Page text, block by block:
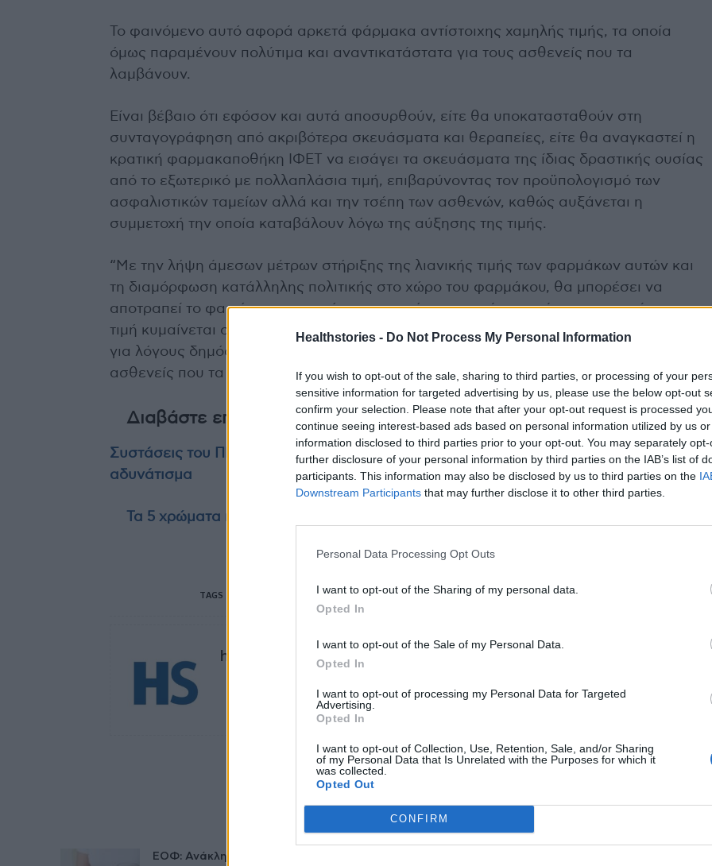
Healthstories - Do Not Process My Personal Information
If you wish to opt-out of the sale, sharing to third parties, or processing of your
sensitive information for targeted advertising by us, please use the below opt-out
confirm your selection. Please note that after your opt-out request is processed
continue seeing interest-based ads based on personal information utilized by us
information disclosed to third parties prior to your opt-out. You may separately
further disclosure of your personal information by third parties on the IAB’s list of
participants. This information may also be disclosed by us to third parties on the
Downstream Participants that may further disclose it to other third parties.
Personal Data Processing Opt Outs
I want to opt-out of the Sharing of my personal data.
Opted In
I want to opt-out of the Sale of my Personal Data.
Opted In
I want to opt-out of processing my Personal Data for Targeted
Advertising.
Opted In
I want to opt-out of Collection, Use, Retention, Sale, and/or Sharing
of my Personal Data that Is Unrelated with the Purposes for which it
was collected.
Opted Out
CONFIRM
Το φαινόμενο αυτό αφορά αρκετά φάρμακα αντίστοιχης χαμηλής τιμής, τα οποία
όμως παραμένουν πολύτιμα και αναντικατάστατα για τους ασθενείς που τα
λαμβάνουν.
Είναι βέβαιο ότι εφόσον και αυτά αποσυρθούν, είτε θα υποκατασταθούν στη
συνταγογράφηση από ακριβότερα σκευάσματα και θεραπείες, είτε θα αναγκαστεί η
κρατική φαρμακαποθήκη ΙΦΕΤ να εισάγει τα σκευάσματα της ίδιας δραστικής ουσίας
από το εξωτερικό με πολλαπλάσια τιμή, επιβαρύνοντας τον προϋπολογισμό των
ασφαλιστικών ταμείων αλλά και την τσέπη των ασθενών, καθώς αυξάνεται η
συμμετοχή την οποία καταβάλουν λόγω της αύξησης της τιμής.
“Με την λήψη άμεσων μέτρων στήριξης της λιανικής τιμής των φαρμάκων αυτών και
τη διαμόρφωση κατάλληλης πολιτικής στο χώρο του φαρμάκου, θα μπορέσει να
αποτραπεί το φαινόμενο της απόσυρσης από την αγορά, φαρμάκων των οποίων η
τιμή κυμαίνεται σε πολύ χαμηλά επίπεδα, ώστε να προστατευθεί η κυκλοφορία τους
για λόγους δημόσιας υγείας και να συνεχισθεί η απρόσκοπτη διάθεσή τους στους
ασθενείς που τα έχουν ανάγκη”, αναφέρει οΠανελλήνιος Φαρμακευτικός Σύλλογος.
Διαβάστε επίσης
Συστάσεις του ΠΙΣ προς γιατρούς και φαρμακοποιούς για την σεμαγλουτίδη και το
αδυνάτισμα
Τα 5 χρώματα που αδυνατίζουν εκτός από το μαύρο
TAGS αποσύρονται φάρμακα Πανελλήνιος Φαρμακευτικός Σύλλογος χαμηλή τιμή
healthstories
Δείτε Ακόμη
ΕΟΦ: Ανάκληση παρτίδων